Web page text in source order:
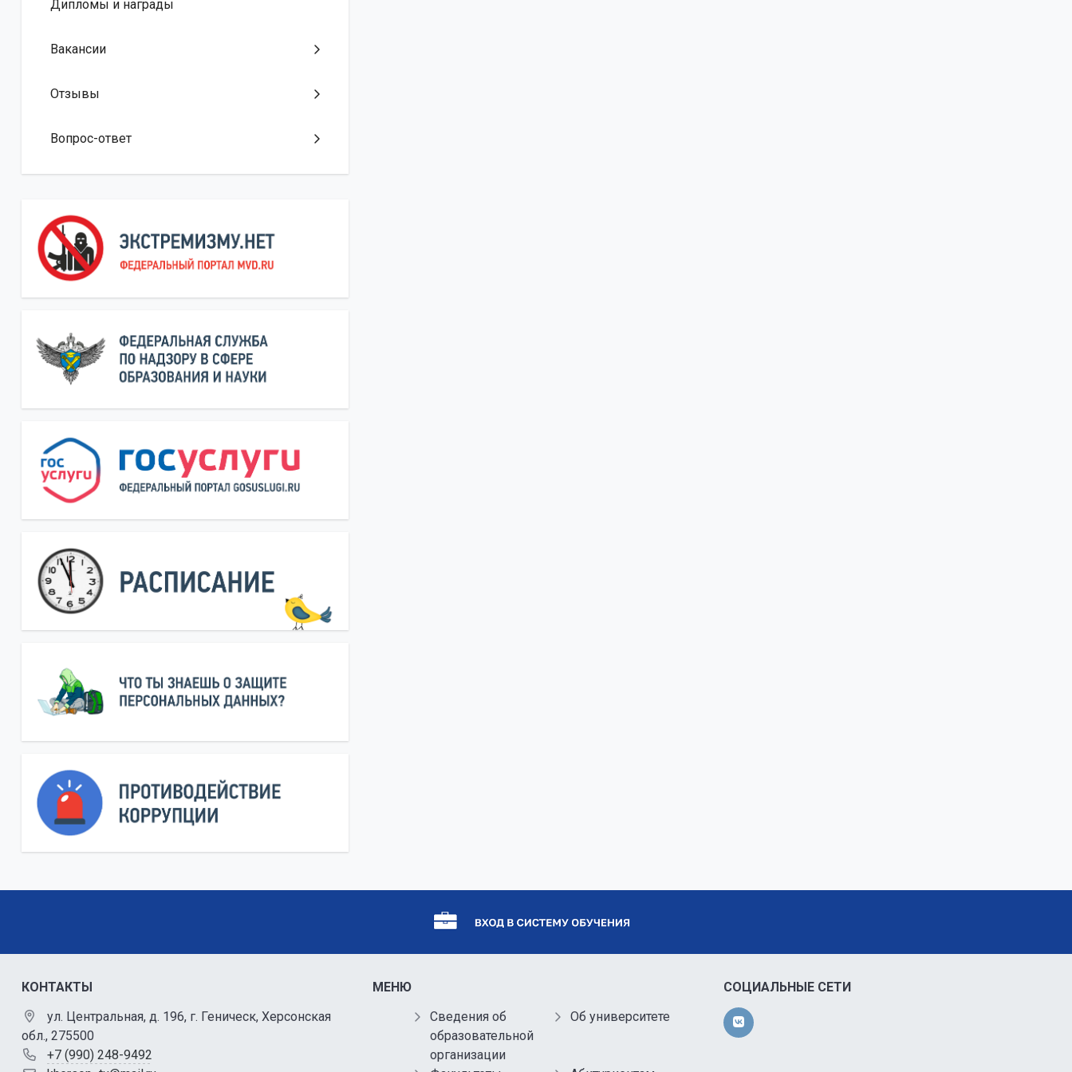
Дипломы и награды
Вакансии
Отзывы
Вопрос-ответ
КОНТАКТЫ
ул. Центральная, д. 196, г. Геническ, Херсонская
обл., 275500
+7 (990) 248-9492
МЕНЮ
Сведения об
образовательной
организации
Об университете
СОЦИАЛЬНЫЕ СЕТИ